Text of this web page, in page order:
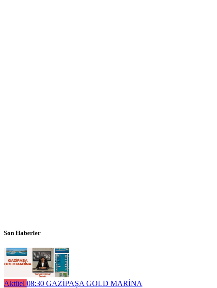
Son Haberler
Aktüel 08:30 GAZİPAŞA GOLD MARİNA